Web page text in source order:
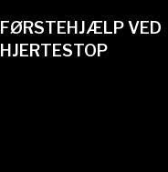
FØRSTEHJÆLP VED
HJERTESTOP